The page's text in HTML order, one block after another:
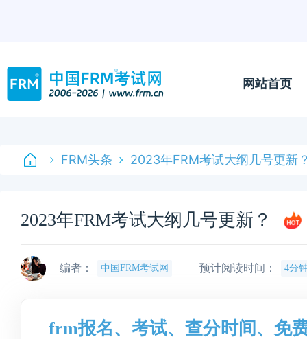
网站首页
FRM头条 2023年FRM考试大纲几号更新
2023年FRM考试大纲几号更新？
编者： 中国FRM考试网 预计阅读时间： 4分
frm报名、考试、查分时间、免